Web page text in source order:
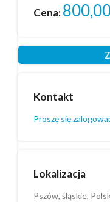
Cena:
Kontakt
Proszę się
Lokalizacja
Pszów, śląskie,